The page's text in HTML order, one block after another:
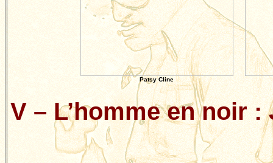
Patsy Cline
V – L’homme en noir :